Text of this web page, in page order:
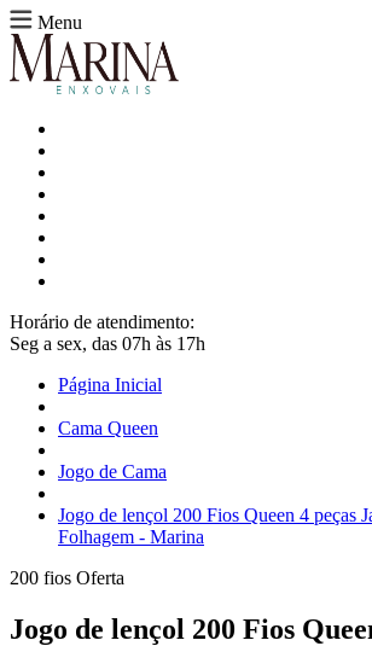
Menu
Horário de atendimento:
Seg a sex, das 07h às 17h
Página Inicial
Cama Queen
Jogo de Cama
Jogo de lençol 200 Fios Queen 4 peças
Folhagem - Marina
200 fios Oferta
Jogo de lençol 200 Fios